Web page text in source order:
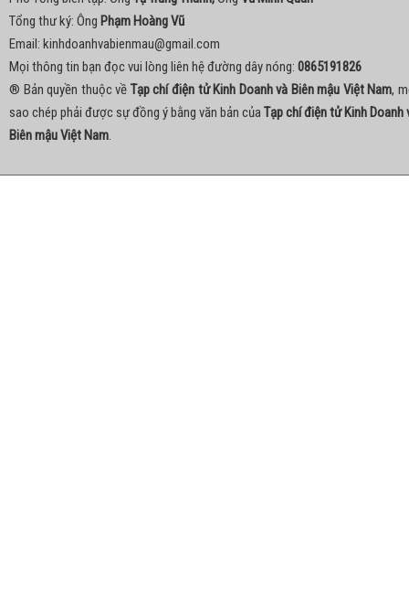
Tổng thư ký: Ông Phạm Hoàng Vũ
Email: kinhdoanhvabienmau@gmail.com
Mọi thông tin bạn đọc vui lòng liên hệ đường dây nóng: 0865191826
® Bản quyền thuộc về Tạp chí điện tử Kinh Doanh và Biên mậu Việt Nam,
sao chép phải được sự đồng ý bằng văn bản củaTạp chí điện tử Kinh Doanh
Biên mậu Việt Nam.